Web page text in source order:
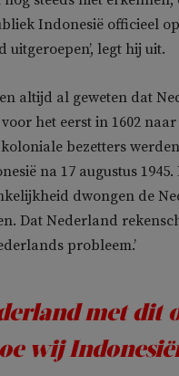
Indonesië officieel op
legt hij uit.
altijd al geweten dat
voor het eerst in 1602
bezetters
na 17 augustus
dwongen de
Dat Nederland
probleem.’
met dit
wij